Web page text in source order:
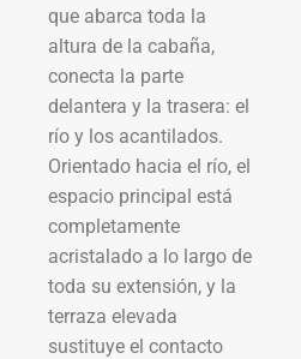
que abarca toda la
altura de la cabaña,
conecta la parte
delantera y la trasera: el
río y los acantilados.
Orientado hacia el río, el
espacio principal está
completamente
acristalado a lo largo de
toda su extensión, y la
terraza elevada
sustituye el contacto